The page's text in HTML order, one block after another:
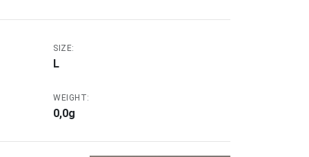
SIZE:
L
WEIGHT:
0,0g